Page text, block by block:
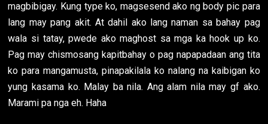
magbibigay. Kung type ko, magsesend ako ng body pic para
lang may pang akit. At dahil ako lang naman sa bahay pag
wala si tatay, pwede ako maghost sa mga ka hook up ko.
Pag may chismosang kapitbahay o pag napapadaan ang tita
ko para mangamusta, pinapakilala ko nalang na kaibigan ko
yung kasama ko. Malay ba nila. Ang alam nila may gf ako.
Marami pa nga eh. Haha